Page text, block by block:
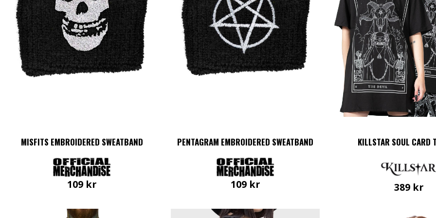
MISFITS EMBROIDERED SWEATBAND
109 kr
PENTAGRAM EMBROIDERED SWEATBAND
109 kr
KILLSTAR SOUL CARD
389 kr